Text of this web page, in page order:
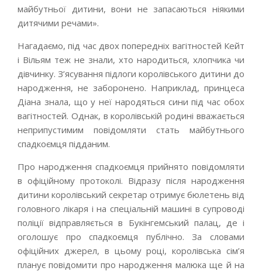
майбутньої дитини, вони не запасаються ніякими
дитячими речами».
Нагадаємо, під час двох попередніх вагітностей Кейт
і Вільям теж не знали, хто народиться, хлопчика чи
дівчинку. З’ясування підлоги королівського дитини до
народження, не заборонено. Наприклад, принцеса
Діана знала, що у неї народяться сини під час обох
вагітностей. Однак, в королівській родині вважається
неприпустимим повідомляти стать майбутнього
спадкоємця підданим.
Про народження спадкоємця прийнято повідомляти
в офіційному протоколі. Відразу після народження
дитини королівський секретар отримує бюлетень від
головного лікаря і на спеціальній машині в супроводі
поліції відправляється в Букінгемський палац, де і
оголошує про спадкоємця публічно. За словами
офіційних джерел, в цьому році, королівська сім’я
планує повідомити про народження малюка ще й на